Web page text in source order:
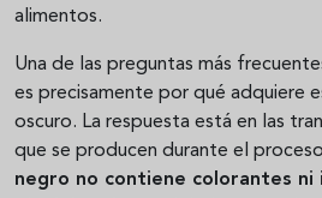
alimentos.
Una de las preguntas más
es precisamente por qué adquiere
oscuro. La respuesta está en las
que se producen durante el
negro no contiene colorantes ni